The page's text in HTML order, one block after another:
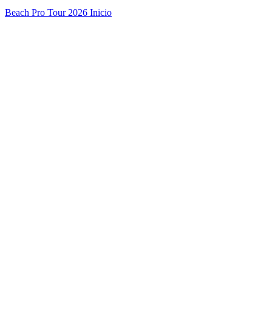
Beach Pro Tour 2026 Inicio